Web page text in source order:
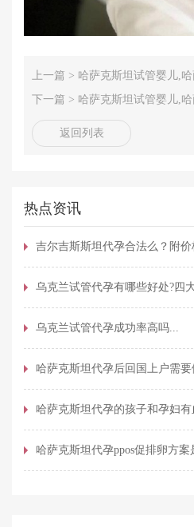
上一篇 > 哈萨克斯坦试管婴儿,哈萨克
下一篇 > 哈萨克斯坦试管婴儿,哈萨克
返回列表
热点资讯
吉尔吉斯斯坦代孕合法么？附价
乌克兰试管代孕有哪些好处?四
乌克兰试管代孕成功率高吗...
哈萨克斯坦代孕后回国上户需要
哈萨克斯坦代孕的孩子和孕妇有
哈萨克斯坦代孕ppos促排卵方案